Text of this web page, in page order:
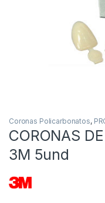
Coronas Policarbonatos,
CORONAS
3M 5und